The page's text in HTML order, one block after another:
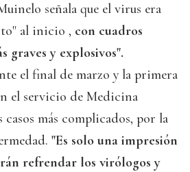
señala que el virus era
al inicio , con cuadros
graves y explosivos".
el final de marzo y la primera
el servicio de Medicina
más complicados, por la
"Es solo una impresión
refrendar los virólogos y